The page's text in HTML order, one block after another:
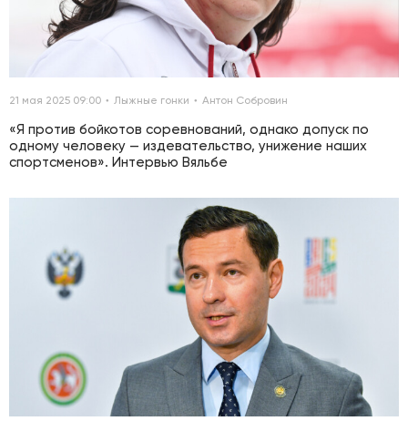
21 мая 2025 09:00 Лыжные гонки Антон Собровин
«Я против бойкотов соревнований, однако допуск по
одному человеку — издевательство, унижение наших
спортсменов». Интервью Вяльбе